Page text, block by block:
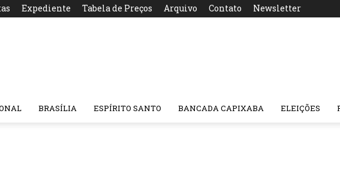
Expediente Tabela de Preços Arquivo Contato Newsletter
BRASÍLIA ESPÍRITO SANTO BANCADA CAPIXABA ELEIÇÕES